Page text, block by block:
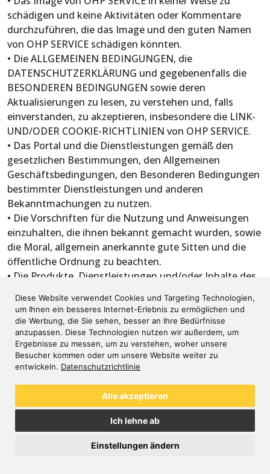
Diese Website verwendet Cookies und Targeting Technologien,
um Ihnen ein besseres Internet-Erlebnis zu ermöglichen und
die Werbung, die Sie sehen, besser an Ihre Bedürfnisse
anzupassen. Diese Technologien nutzen wir außerdem, um
Ergebnisse zu messen, um zu verstehen, woher unsere
Besucher kommen oder um unsere Website weiter zu
entwickeln. Datenschutzrichtlinie
Alle akzeptieren
Ich lehne ab
Einstellungen ändern
schädigen und keine Aktivitäten oder Kommentare
durchzuführen, die das Image und den guten Namen
von OHP SERVICE schädigen könnten.
• Die ALLGEMEINEN BEDINGUNGEN, die
DATENSCHUTZERKLÄRUNG und gegebenenfalls die
BESONDEREN BEDINGUNGEN sowie deren
Aktualisierungen zu lesen, zu verstehen und, falls
einverstanden, zu akzeptieren, insbesondere die LINK-
UND/ODER COOKIE-RICHTLINIEN von OHP SERVICE.
• Das Portal und die Dienstleistungen gemäß den
gesetzlichen Bestimmungen, den Allgemeinen
Geschäftsbedingungen, den Besonderen Bedingungen
bestimmter Dienstleistungen und anderen
Bekanntmachungen zu nutzen.
• Die Vorschriften für die Nutzung und Anweisungen
einzuhalten, die ihnen bekannt gemacht wurden, sowie
die Moral, allgemein anerkannte gute Sitten und die
öffentliche Ordnung zu beachten.
• Die Produkte, Dienstleistungen und/oder Inhalte des
unrechtmäßige Handlungen, kriminelle Handlungen
oder Handlungen zu verwenden, die die Rechte von
OHP SERVICE und/oder Dritter verletzen und/oder die
Vorschriften zum gewerblichen und geistigen Eigentum
oder andere anwendbare gesetzliche Bestimmungen
• Da es sich um eine private Anwendung handelt,
verpflichtet sich der Nutzer, ohne ausdrückliche
Genehmigung des Nutzers und/oder von OHP SERVICE
keine Werbe- und/oder Werbeinhalte an andere Nutzer